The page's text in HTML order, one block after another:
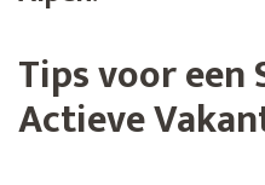
Tips voor een
Actieve